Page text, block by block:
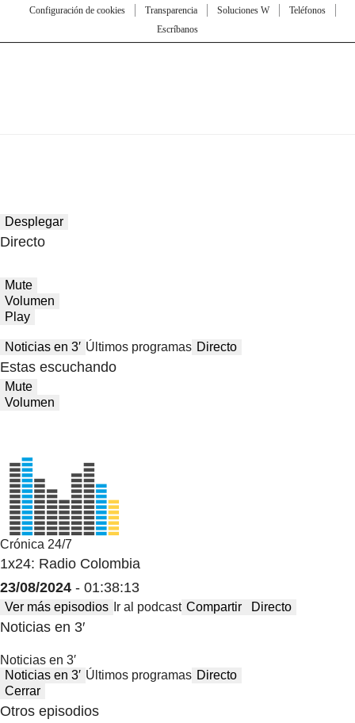
Configuración de cookies
Transparencia Soluciones W
Teléfonos
Escríbanos
Desplegar
Directo
Mute
Volumen
Play
Noticias en 3′ Últimos programas Directo
Estas escuchando
Mute
Volumen
Crónica 24/7
1x24: Radio Colombia
23/08/2024 - 01:38:13
Ver más episodios Ir al podcast Compartir Directo
Noticias en 3′
Noticias en 3′
Noticias en 3′ Últimos programas Directo
Cerrar
Otros episodios